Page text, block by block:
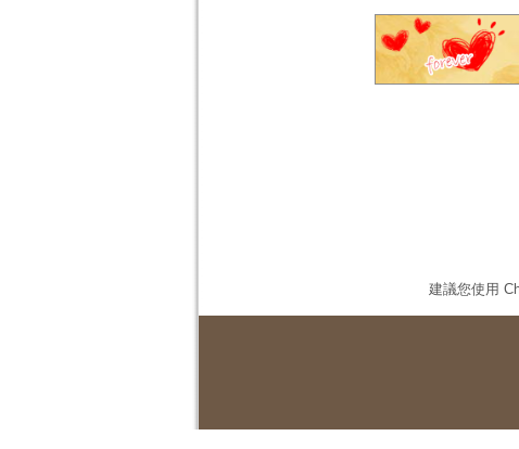
建議您使用